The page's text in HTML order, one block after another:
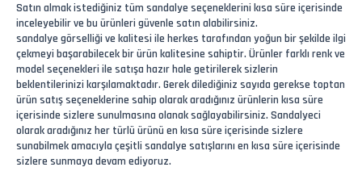
Satın almak istediğiniz tüm sandalye seçeneklerini kısa süre içerisinde
inceleyebilir ve bu ürünleri güvenle satın alabilirsiniz.
sandalye görselliği ve kalitesi ile herkes tarafından yoğun bir şekilde ilgi
çekmeyi başarabilecek bir ürün kalitesine sahiptir. Ürünler farklı renk ve
model seçenekleri ile satışa hazır hale getirilerek sizlerin
beklentilerinizi karşılamaktadır. Gerek dilediğiniz sayıda gerekse toptan
ürün satış seçeneklerine sahip olarak aradığınız ürünlerin kısa süre
içerisinde sizlere sunulmasına olanak sağlayabilirsiniz. Sandalyeci
olarak aradığınız her türlü ürünü en kısa süre içerisinde sizlere
sunabilmek amacıyla çeşitli sandalye satışlarını en kısa süre içerisinde
sizlere sunmaya devam ediyoruz.